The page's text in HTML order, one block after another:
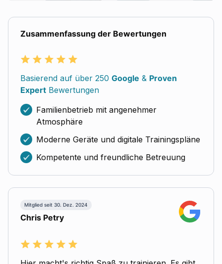
Zusammenfassung der Bewertungen
Basierend auf über 250 Google & Proven
Expert Bewertungen
Familienbetrieb mit angenehmer
Atmosphäre
Moderne Geräte und digitale Trainingspläne
Kompetente und freundliche Betreuung
Mitglied seit 30. Dez. 2024
Chris Petry